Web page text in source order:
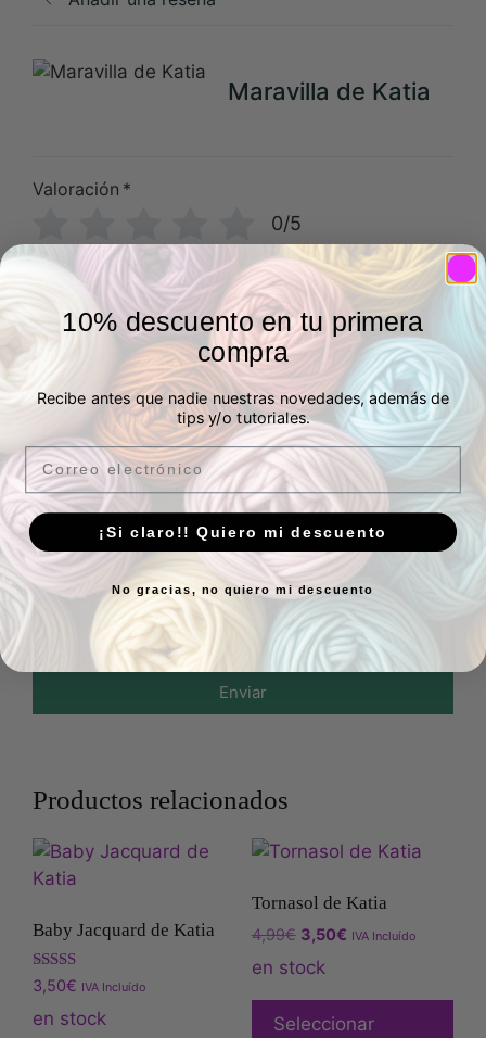
Maravilla de Katia
Valoración *
0/5
Tu reseña
Nombre Correo electrónico
Añade fotos o vídeos a tu
reseña
Enviar
Productos relacionados
Baby Jacquard de Katia
Valorado
con
5.00
de 5
3,50€ IVA Incluído
en stock
Tornasol de Katia
4,99€ 3,50€ IVA Incluído
en stock
Seleccionar
10% descuento en tu primera
compra
Recibe antes que nadie nuestras novedades, además de
tips y/o tutoriales.
Email
¡Si claro!! Quiero mi descuento
No gracias, no quiero mi descuento